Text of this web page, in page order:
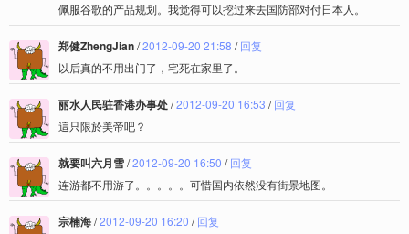
佩服谷歌的产品规划。我觉得可以挖过来去国防部对付日本人。
郑健ZhengJian/2012-09-20 21:58 /回复
以后真的不用出门了，宅死在家里了。
丽水人民驻香港办事处/2012-09-20 16:53 /回复
這只限於美帝吧？
就要叫六月雪/2012-09-20 16:50 /回复
连游都不用游了。。。。。可惜国内依然没有街景地图。
宗楠海/2012-09-20 16:20 /回复